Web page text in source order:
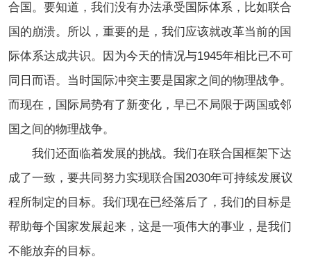
合国。要知道，我们没有办法承受国际体系，比如联合
国 的崩溃。所以，重要的是，我们应该就改革当前的国
际体系达成共识。因为今天的情况与1945年相比已不可
同日而语。当时国际冲突主要是国家之间的物理战争。
而现在，国际局势有了新变化，早已不局限于两国或邻
国之间的物理战争。
我们还面临着发展的挑战。我们在联合国框架下达
成了一致，要共同努力实现联合国2030年可持续发展议
程所制定的目标。我们现在已经落后了，我们的目标是
帮助每个国家发展起来，这是一项伟大的事业，是我们
不能放弃的目标。